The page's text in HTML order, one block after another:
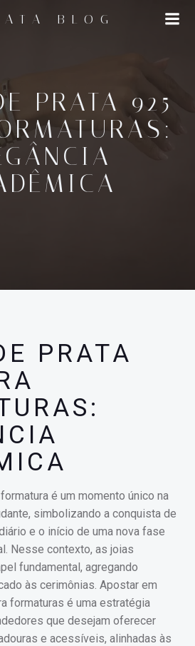
paraBLOG
PRATA 925
PRATA
é um momento único na
simbolizando a conquista de
e o início de uma nova fase
Nesse contexto, as joias
fundamental, agregando
às cerimônias. Apostar em
formaturas é uma estratégia
que desejam oferecer
e acessíveis, alinhadas às